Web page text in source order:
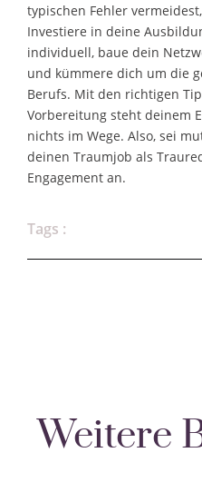
typischen Fehler
Investiere in deine
individuell, baue dein
und kümmere dich um die
Berufs. Mit den richtigen
Vorbereitung steht deinem
nichts im Wege. Also, sei
deinen Traumjob als
Engagement an.
Tags :
Weitere